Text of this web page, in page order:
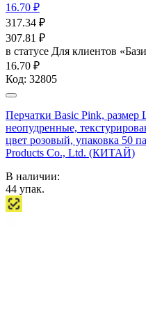
16.70 ₽
317.34 ₽
307.81 ₽
в статусе Для клиентов
16.70 ₽
Код: 32805
Перчатки Basic Pink, размер
неопудренные,
цвет розовый, упаковка 50
Products Co., Ltd. (КИТАЙ)
В наличии:
44 упак.